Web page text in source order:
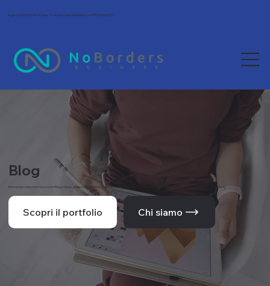
Agenzia Wix Partner in Italia. Tra le più scelte da freelance e PMI. Rating 5/5.
Blog
Benvenuto nella nostra sezione Blog e News, dove condividiamo le ultime novità, tendenze e approfondimenti dal mondo del web e della comunicazione.
Scopri il portfolio Chi siamo